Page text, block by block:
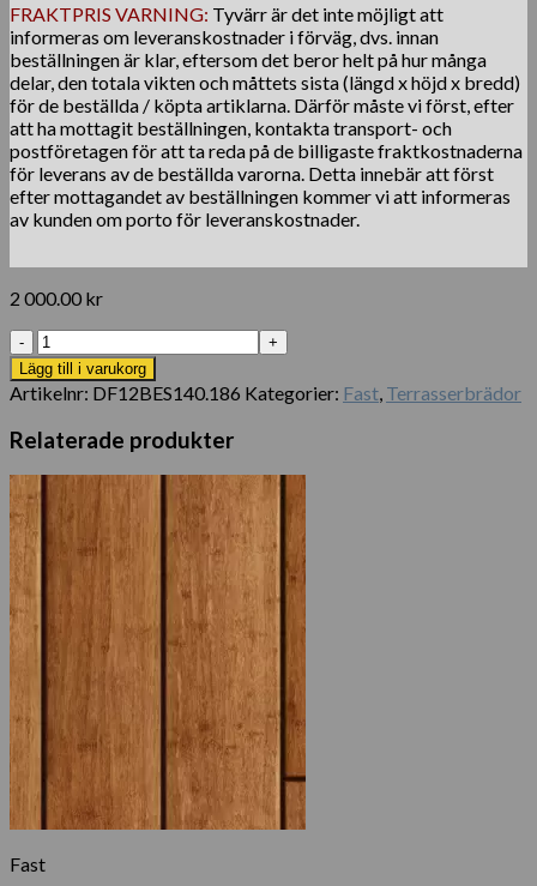
FRAKTPRIS VARNING: Tyvärr är det inte möjligt att
informeras om leveranskostnader i förväg, dvs. innan
beställningen är klar, eftersom det beror helt på hur många
delar, den totala vikten och måttets sista (längd x höjd x bredd)
för de beställda / köpta artiklarna. Därför måste vi först, efter
att ha mottagit beställningen, kontakta transport- och
postföretagen för att ta reda på de billigaste fraktkostnaderna
för leverans av de beställda varorna. Detta innebär att först
efter mottagandet av beställningen kommer vi att informeras
av kunden om porto för leveranskostnader.
2 000.00 kr
Solid
Espresso
mängd
Lägg till i varukorg
Artikelnr: DF12BES140.186 Kategorier: Fast, Terrasserbrädor
Relaterade produkter
Fast